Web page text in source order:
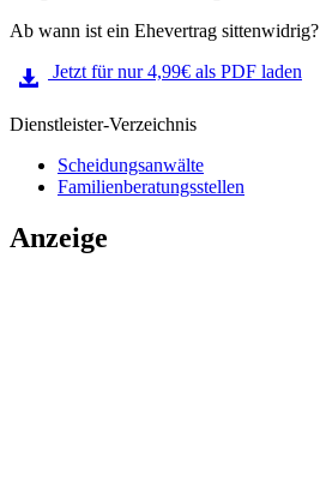
Ab wann ist ein Ehevertrag sittenwidrig?
Jetzt für nur 4,99€ als PDF laden
Dienstleister-Verzeichnis
Scheidungsanwälte
Familienberatungsstellen
Anzeige